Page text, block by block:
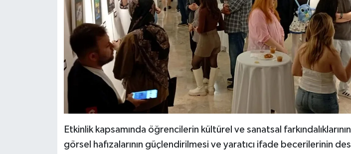
Etkinlik kapsamında öğrencilerin kültürel ve sanatsal farkındalıklarının
görsel hafızalarının güçlendirilmesi ve yaratıcı ifade becerilerinin